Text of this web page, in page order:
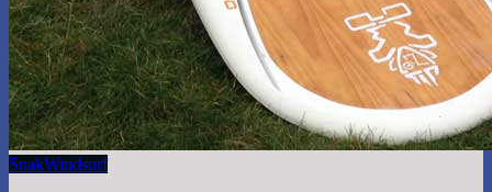
SnakWindsurf